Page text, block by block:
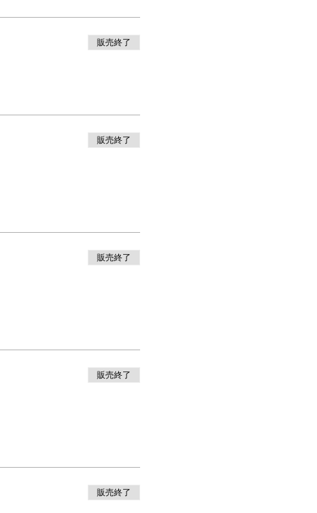
販売終了
販売終了
販売終了
販売終了
販売終了